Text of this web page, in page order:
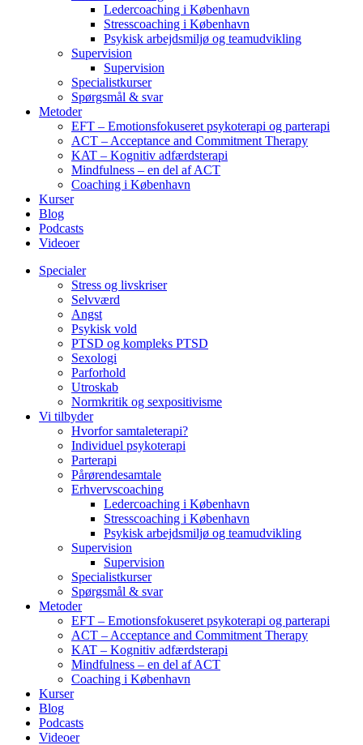
Ledercoaching i København
Stresscoaching i København
Psykisk arbejdsmiljø og teamudvikling
Supervision
Supervision
Specialistkurser
Spørgsmål & svar
Metoder
EFT – Emotionsfokuseret psykoterapi og parterapi
ACT – Acceptance and Commitment Therapy
KAT – Kognitiv adfærdsterapi
Mindfulness – en del af ACT
Coaching i København
Kurser
Blog
Podcasts
Videoer
Specialer
Stress og livskriser
Selvværd
Angst
Psykisk vold
PTSD og kompleks PTSD
Sexologi
Parforhold
Utroskab
Normkritik og sexpositivisme
Vi tilbyder
Hvorfor samtaleterapi?
Individuel psykoterapi
Parterapi
Pårørendesamtale
Erhvervscoaching
Ledercoaching i København
Stresscoaching i København
Psykisk arbejdsmiljø og teamudvikling
Supervision
Supervision
Specialistkurser
Spørgsmål & svar
Metoder
EFT – Emotionsfokuseret psykoterapi og parterapi
ACT – Acceptance and Commitment Therapy
KAT – Kognitiv adfærdsterapi
Mindfulness – en del af ACT
Coaching i København
Kurser
Blog
Podcasts
Videoer